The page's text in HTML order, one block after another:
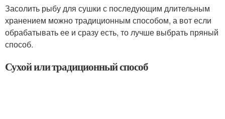
Засолить рыбу для сушки с последующим длительным
хранением можно традиционным способом, а вот если
обрабатывать ее и сразу есть, то лучше выбрать пряный
способ.
Сухой или традиционный способ